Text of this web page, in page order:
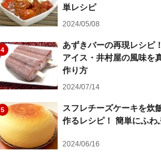
単レシピ
2024/05/08
4
あずきバーの再現レシピ
アイス・井村屋の風味を
作り方
2024/07/14
5
スフレチーズケーキを炊
作るレシピ！ 簡単にふわ
2024/06/16